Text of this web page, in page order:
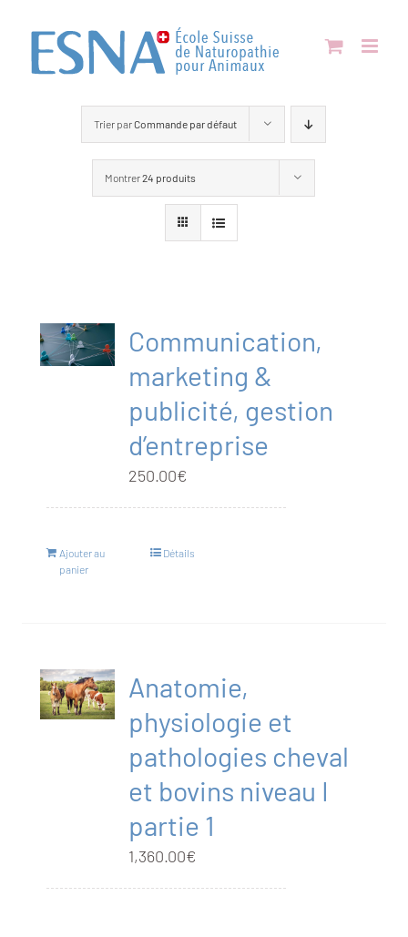
contenu
Trier parCommande par défaut
Montrer24 produits
Communication,
marketing &
publicité, gestion
d’entreprise
250.00€
Ajouter au
panier
Détails
Anatomie,
physiologie et
pathologies cheval
et bovins niveau I
partie 1
1,360.00€